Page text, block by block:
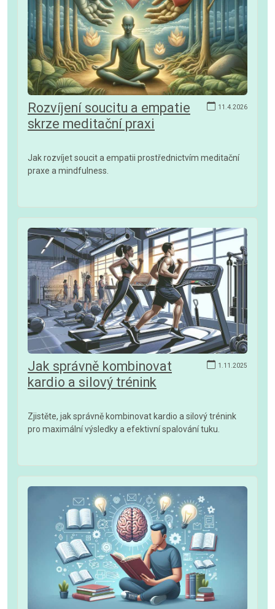
11.4.2026
Rozvíjení soucitu a empatie
skrze meditační praxi
Jak rozvíjet soucit a empatii prostřednictvím meditační
praxe a mindfulness.
1.11.2025
Jak správně kombinovat
kardio a silový trénink
Zjistěte, jak správně kombinovat kardio a silový trénink
pro maximální výsledky a efektivní spalování tuku.